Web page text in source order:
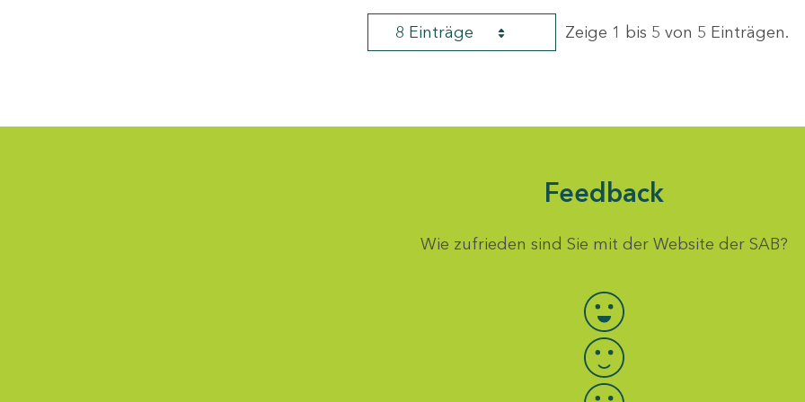
8 Einträge Zeige 1 bis 5 von 5 Einträgen.
Feedback
Wie zufrieden sind Sie mit der Website der SAB?
Bewertung auswählen